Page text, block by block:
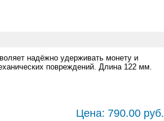
надёжно удерживать монету и
повреждений. Длина 122 мм.
Цена: 790.00 руб.